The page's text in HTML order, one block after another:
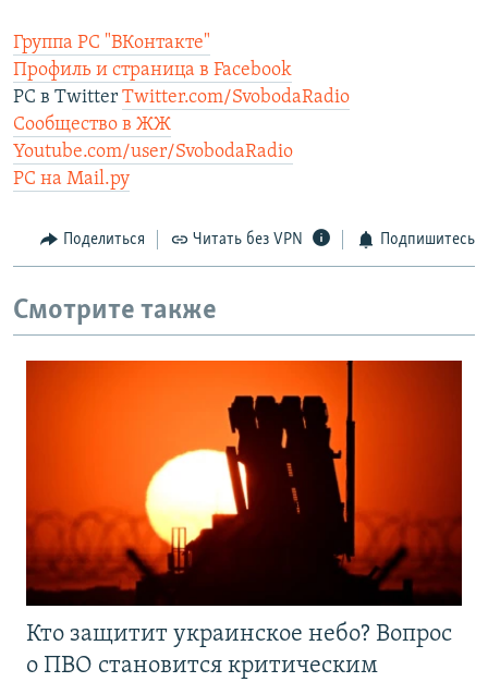
Группа РС "ВКонтакте"
Профиль и страница в Facebook
РС в Twitter Twitter.com/SvobodaRadio
Сообщество в ЖЖ
Youtube.com/user/SvobodaRadio
РС на Mail.ру
Поделиться Читать без VPN Подпишитесь
Смотрите также
Кто защитит украинское небо? Вопрос
о ПВО становится критическим